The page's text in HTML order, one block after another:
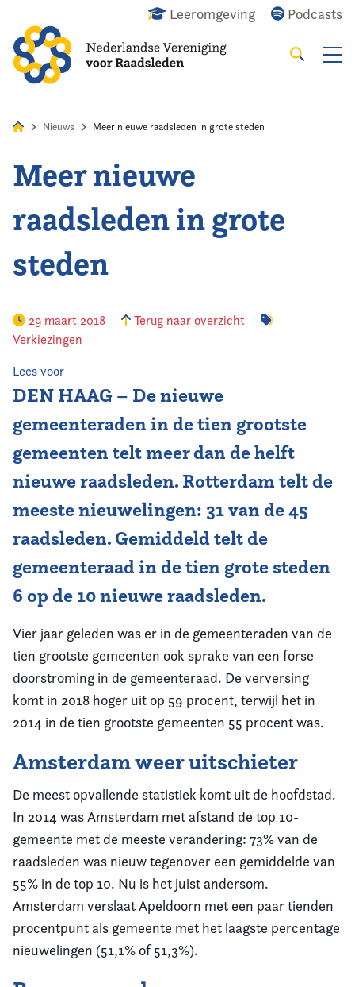
Leeromgeving Podcasts
Zoeken
Home
Agenda
Nieuws
Kennis & Informatie
Vereniging
Contact
Nieuws Meer nieuwe raadsleden in grote steden
Meer nieuwe
raadsleden in grote
steden
29 maart 2018
Terug naar overzicht
Verkiezingen
Lees voor
DEN HAAG – De nieuwe
gemeenteraden in de tien grootste
gemeenten telt meer dan de helft
nieuwe raadsleden. Rotterdam telt de
meeste nieuwelingen: 31 van de 45
raadsleden. Gemiddeld telt de
gemeenteraad in de tien grote steden
6 op de 10 nieuwe raadsleden.
Vier jaar geleden was er in de gemeenteraden van de
tien grootste gemeenten ook sprake van een forse
doorstroming in de gemeenteraad. De verversing
komt in 2018 hoger uit op 59 procent, terwijl het in
2014 in de tien grootste gemeenten 55 procent was.
Amsterdam weer uitschieter
De meest opvallende statistiek komt uit de hoofdstad.
In 2014 was Amsterdam met afstand de top 10-
gemeente met de meeste verandering: 73% van de
raadsleden was nieuw tegenover een gemiddelde van
55% in de top 10. Nu is het juist andersom.
Amsterdam verslaat Apeldoorn met een paar tienden
procentpunt als gemeente met het laagste percentage
nieuwelingen (51,1% of 51,3%).